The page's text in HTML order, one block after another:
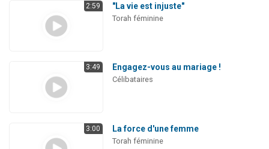
2:59 "La vie est injuste"
Torah féminine
3:49 Engagez-vous au mariage !
Célibataires
3:00 La force d'une femme
Torah féminine